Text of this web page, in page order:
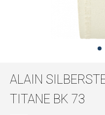
ALAIN
TITANE BK 73